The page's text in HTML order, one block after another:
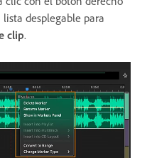
desplegable para
clip.